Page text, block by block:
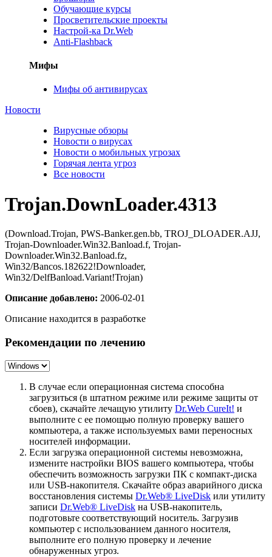
Обучающие курсы
Просветительские проекты
Настрой-ка Dr.Web
Anti-Flashback
Мифы
Мифы об антивирусах
Новости
Вирусные обзоры
Новости о вирусах
Новости о мобильных угрозах
Горячая лента угроз
Все новости
Trojan.DownLoader.4313
(Download.Trojan, PWS-Banker.gen.bb, TROJ_DLOADER.AJJ,
Trojan-Downloader.Win32.Banload.f, Trojan-
Downloader.Win32.Banload.fz,
Win32/Bancos.182622!Downloader,
Win32/DelfBanload.Variant!Trojan)
Описание добавлено: 2006-02-01
Описание находится в разработке
Рекомендации по лечению
В случае если операционная система способна
загрузиться (в штатном режиме или режиме защиты от
сбоев), скачайте лечащую утилиту Dr.Web CureIt! и
выполните с ее помощью полную проверку вашего
компьютера, а также используемых вами переносных
носителей информации.
Если загрузка операционной системы невозможна,
измените настройки BIOS вашего компьютера, чтобы
обеспечить возможность загрузки ПК с компакт-диска
или USB-накопителя. Скачайте образ аварийного диска
восстановления системы Dr.Web® LiveDisk или утилиту
записи Dr.Web® LiveDisk на USB-накопитель,
подготовьте соответствующий носитель. Загрузив
компьютер с использованием данного носителя,
выполните его полную проверку и лечение
обнаруженных угроз.